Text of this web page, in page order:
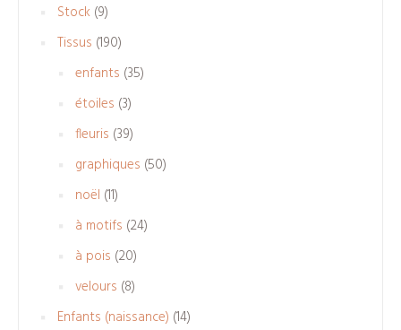
Stock 99
produits
Tissus 190190
produits
enfants 3535
étoiles 33
produits
fleuris 3939
produits
graphiques 5050
noël 1111
produits
à motifs 2424
à pois 2020
produits
velours 88
produits
Enfants (naissance) 1414